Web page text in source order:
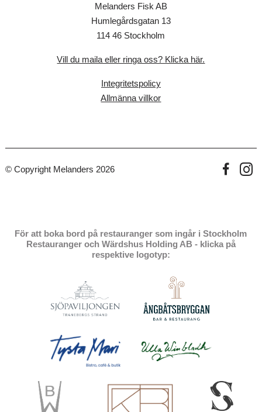
Melanders Fisk AB
Humlegårdsgatan 13
114 46 Stockholm
Vill du maila eller ringa oss? Klicka här.
Integritetspolicy
Allmänna villkor
© Copyright Melanders 2026
För att boka bord på restauranger som ingår i Stockholm
Restauranger och Wärdshus Holding AB - klicka på
respektive logotyp: